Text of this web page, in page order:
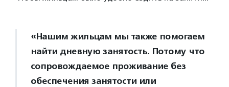
«Нашим жильцам мы также помогаем
найти дневную занятость. Потому что
сопровождаемое проживание без
обеспечения занятости или